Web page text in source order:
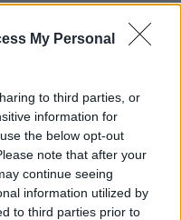
My Personal
to third parties, or
information for
the below opt-out
note that after your
continue seeing
information utilized by
to third parties prior to